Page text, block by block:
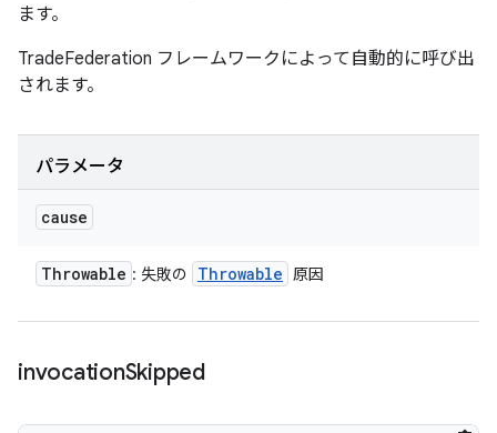
ます。
TradeFederation フレームワークによって自動的に呼び出
されます。
パラメータ
cause
Throwable : 失敗の Throwable 原因
invocationSkipped